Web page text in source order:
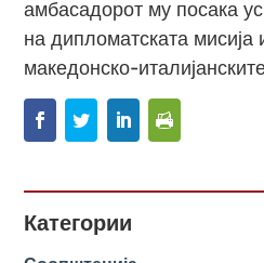
амбасадорот му посака
на дипломатската мисија
македонско-
Категории